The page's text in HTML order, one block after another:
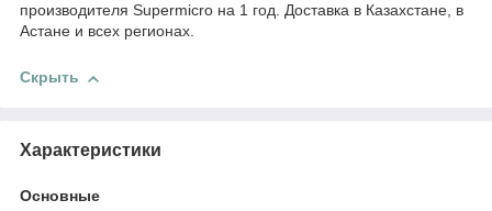
производителя Supermicro на 1 год. Доставка в Казахстане, в
Астане и всех регионах.
Скрыть
Характеристики
Основные